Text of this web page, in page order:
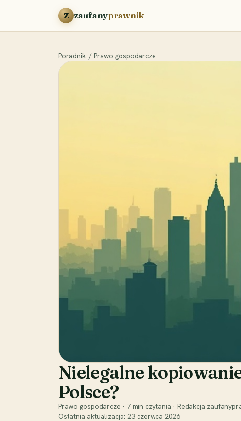
Przejdź do treści
Z zaufanyprawnik
Poradniki / Prawo gospodarcze
Nielegalne
Polsce?
Prawo gospodarcze · 7 min czytania · Redakcja
Ostatnia aktualizacja: 23 czerwca 2026